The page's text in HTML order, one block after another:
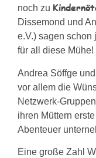
noch zu
Dissemond und
e.V.) sagen schon
für all diese Mühe!
Andrea Söffge
vor allem die
Netzwerk-
ihren Müttern
Abenteuer
Eine große Zahl